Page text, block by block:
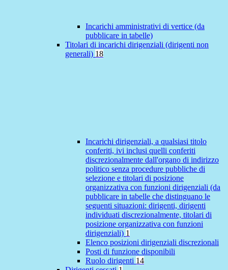
Incarichi amministrativi di vertice (da
pubblicare in tabelle)
Titolari di incarichi dirigenziali (dirigenti non
generali) 18
Incarichi dirigenziali, a qualsiasi titolo
conferiti, ivi inclusi quelli conferiti
discrezionalmente dall'organo di indirizzo
politico senza procedure pubbliche di
selezione e titolari di posizione
organizzativa con funzioni dirigenziali (da
pubblicare in tabelle che distinguano le
seguenti situazioni: dirigenti, dirigenti
individuati discrezionalmente, titolari di
posizione organizzativa con funzioni
dirigenziali) 1
Elenco posizioni dirigenziali discrezionali
Posti di funzione disponibili
Ruolo dirigenti 14